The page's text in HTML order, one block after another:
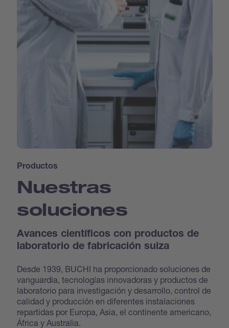
Productos
Nuestras
soluciones
Avances científicos con productos de
laboratorio de fabricación suiza
Desde 1939, BUCHI ha proporcionado soluciones de
vanguardia, tecnologías innovadoras y productos de
laboratorio para investigación y desarrollo, control de
calidad y producción en diferentes instalaciones
repartidas por Europa, Asia, el continente americano,
África y Australia.